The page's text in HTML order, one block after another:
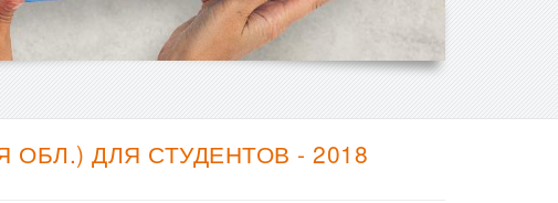
ДЛЯ СТУДЕНТОВ - 2018